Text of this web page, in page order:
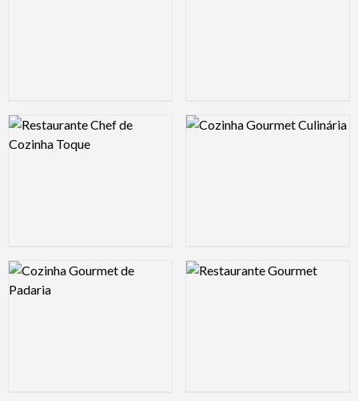
Logo Preview Image Logo Preview Image
Logo Preview Image Logo Preview Image